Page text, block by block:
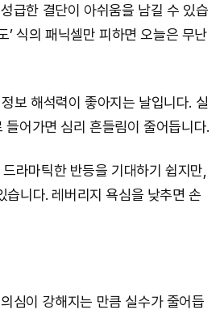
급한 결단이 아쉬움을 남길 수 있습
’ 식의 패닉셀만 피하면 오늘은 무난
보 해석력이 좋아지는 날입니다. 실
들어가면 심리 흔들림이 줄어듭니다.
라마틱한 반등을 기대하기 쉽지만,
습니다. 레버리지 욕심을 낮추면 손
심이 강해지는 만큼 실수가 줄어듭